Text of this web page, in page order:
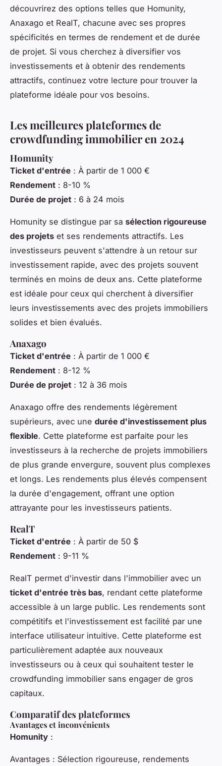
découvrirez des options telles que Homunity,
Anaxago et RealT, chacune avec ses propres
spécificités en termes de rendement et de durée
de projet. Si vous cherchez à diversifier vos
investissements et à obtenir des rendements
attractifs, continuez votre lecture pour trouver la
plateforme idéale pour vos besoins.
Les meilleures plateformes de
crowdfunding immobilier en 2024
Homunity
Ticket d'entrée : À partir de 1 000 €
Rendement : 8-10 %
Durée de projet : 6 à 24 mois
Homunity se distingue par sa sélection rigoureuse
des projets et ses rendements attractifs. Les
investisseurs peuvent s'attendre à un retour sur
investissement rapide, avec des projets souvent
terminés en moins de deux ans. Cette plateforme
est idéale pour ceux qui cherchent à diversifier
leurs investissements avec des projets immobiliers
solides et bien évalués.
Anaxago
Ticket d'entrée : À partir de 1 000 €
Rendement : 8-12 %
Durée de projet : 12 à 36 mois
Anaxago offre des rendements légèrement
supérieurs, avec une durée d'investissement plus
flexible. Cette plateforme est parfaite pour les
investisseurs à la recherche de projets immobiliers
de plus grande envergure, souvent plus complexes
et longs. Les rendements plus élevés compensent
la durée d'engagement, offrant une option
attrayante pour les investisseurs patients.
RealT
Ticket d'entrée : À partir de 50 $
Rendement : 9-11 %
RealT permet d'investir dans l'immobilier avec un
ticket d'entrée très bas, rendant cette plateforme
accessible à un large public. Les rendements sont
compétitifs et l'investissement est facilité par une
interface utilisateur intuitive. Cette plateforme est
particulièrement adaptée aux nouveaux
investisseurs ou à ceux qui souhaitent tester le
crowdfunding immobilier sans engager de gros
capitaux.
Comparatif des plateformes
Avantages et inconvénients
Homunity :
Avantages : Sélection rigoureuse, rendements